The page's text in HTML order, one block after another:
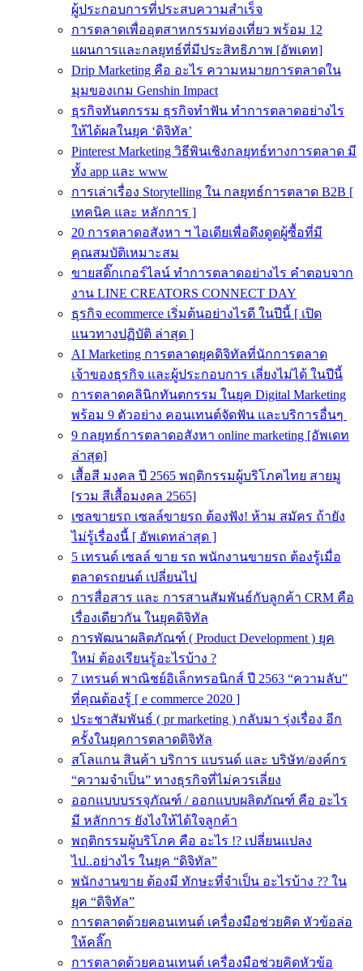
ผู้ประกอบการที่ประสบความสำเร็จ
การตลาดเพื่ออุตสาหกรรมท่องเที่ยว พร้อม 12
แผนการและกลยุทธ์ที่มีประสิทธิภาพ [อัพเดท]
Drip Marketing คือ อะไร ความหมายการตลาดใน
มุมของเกม Genshin Impact
ธุรกิจทันตกรรม ธุรกิจทำฟัน ทำการตลาดอย่างไร
ให้ได้ผลในยุค ‘ดิจิทัล’
Pinterest Marketing วิธีพินเชิงกลยุทธ์ทางการตลาด มี
ทั้ง app และ www
การเล่าเรื่อง Storytelling ใน กลยุทธ์การตลาด B2B [
เทคนิค และ หลักการ ]
20 การตลาดอสังหา ฯ ไอเดียเพื่อดึงดูดผู้ซื้อที่มี
คุณสมบัติเหมาะสม
ขายสติ๊กเกอร์ไลน์ ทำการตลาดอย่างไร คำตอบจาก
งาน LINE CREATORS CONNECT DAY
ธุรกิจ ecommerce เริ่มต้นอย่างไรดี ในปีนี้ [ เปิด
แนวทางปฏิบัติ ล่าสุด ]
AI Marketing การตลาดยุคดิจิทัลที่นักการตลาด
เจ้าของธุรกิจ และผู้ประกอบการ เลี่ยงไม่ได้ ในปีนี้
การตลาดคลินิกทันตกรรม ในยุค Digital Marketing
พร้อม 9 ตัวอย่าง คอนเทนต์จัดฟัน และบริการอื่นๆ
9 กลยุทธ์การตลาดอสังหา online marketing [อัพเดท
ล่าสุด]
เสื้อสี มงคล ปี 2565 พฤติกรรมผู้บริโภคไทย สายมู
[รวม สีเสื้อมงคล 2565]
เซลขายรถ เซลล์ขายรถ ต้องฟัง! ห้าม สมัคร ถ้ายัง
ไม่รู้เรื่องนี้ [ อัพเดทล่าสุด ]
5 เทรนด์ เซลล์ ขาย รถ พนักงานขายรถ ต้องรู้เมื่อ
ตลาดรถยนต์ เปลี่ยนไป
การสื่อสาร และ การสานสัมพันธ์กับลูกค้า CRM คือ
เรื่องเดียวกัน ในยุคดิจิทัล
การพัฒนาผลิตภัณฑ์ ( Product Development ) ยุค
ใหม่ ต้องเรียนรู้อะไรบ้าง ?
7 เทรนด์ พาณิชย์อิเล็กทรอนิกส์ ปี 2563 “ความลับ”
ที่คุณต้องรู้ [ e commerce 2020 ]
ประชาสัมพันธ์ ( pr marketing ) กลับมา รุ่งเรื่อง อีก
ครั้งในยุคการตลาดดิจิทัล
สโลแกน สินค้า บริการ แบรนด์ และ บริษัท/องค์กร
“ความจำเป็น” ทางธุรกิจที่ไม่ควรเลี่ยง
ออกแบบบรรจุภัณฑ์ / ออกแบบผลิตภัณฑ์ คือ อะไร
มี หลักการ ยังไงให้ได้ใจลูกค้า
พฤติกรรมผู้บริโภค คือ อะไร !? เปลี่ยนแปลง
ไป..อย่างไร ในยุค “ดิจิทัล”
พนักงานขาย ต้องมี ทักษะที่จำเป็น อะไรบ้าง ?? ใน
ยุค “ดิจิทัล”
การตลาดด้วยคอนเทนต์ เครื่องมือช่วยคิด หัวข้อล่อ
ให้คลิ๊ก
การตลาดด้วยคอนเทนต์ เครื่องมือช่วยคิดหัวข้อ